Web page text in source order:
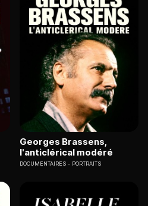
Georges Brassens,
l'anticlérical modéré
DOCUMENTAIRES PORTRAITS